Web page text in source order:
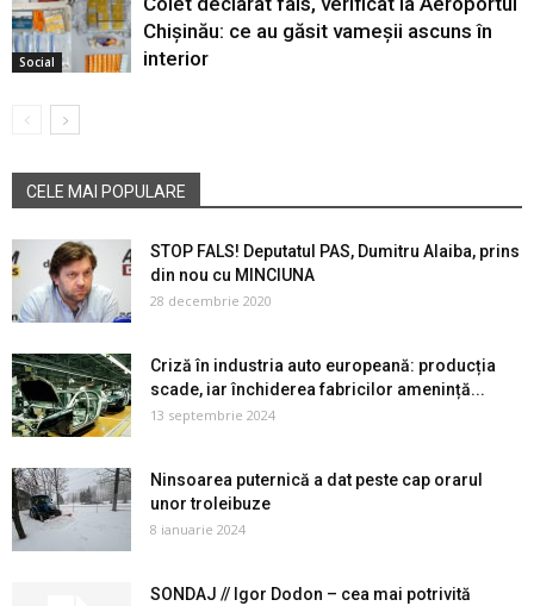
Social
Chișinău: ce au găsit vameșii ascuns în
interior
CELE MAI POPULARE
STOP FALS! Deputatul PAS, Dumitru Alaiba, prins
din nou cu MINCIUNA
28 decembrie 2020
Criză în industria auto europeană: producția
scade, iar închiderea fabricilor amenință...
13 septembrie 2024
Ninsoarea puternică a dat peste cap orarul
unor troleibuze
8 ianuarie 2024
SONDAJ // Igor Dodon – cea mai potrivită